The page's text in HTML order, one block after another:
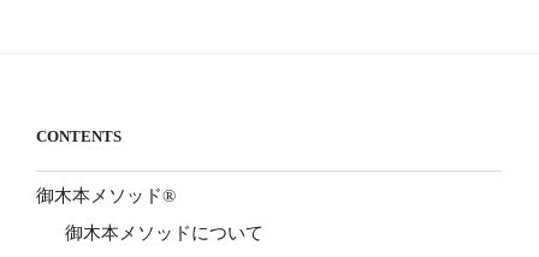
CONTENTS
御木本メソッド®
御木本メソッドについて